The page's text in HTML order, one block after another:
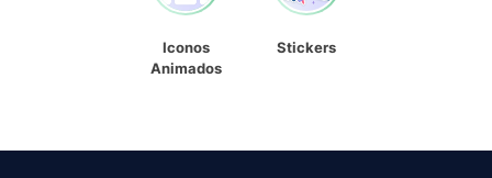
Iconos
Animados
Stickers